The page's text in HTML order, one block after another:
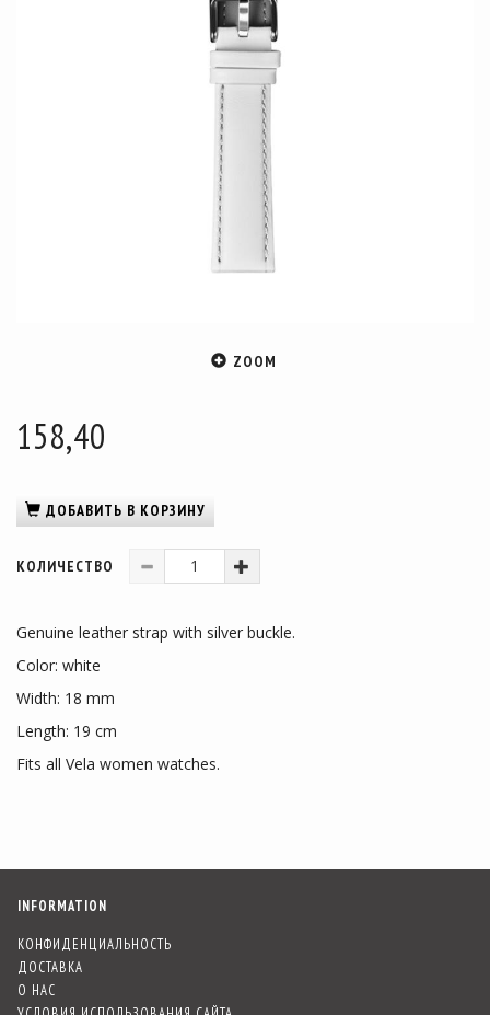
ZOOM
158,40
ДОБАВИТЬ В КОРЗИНУ
КОЛИЧЕСТВО
Genuine leather strap with silver buckle.
Color: white
Width: 18 mm
Length: 19 cm
Fits all Vela women watches.
INFORMATION
КОНФИДЕНЦИАЛЬНОСТЬ
ДОСТАВКА
О НАС